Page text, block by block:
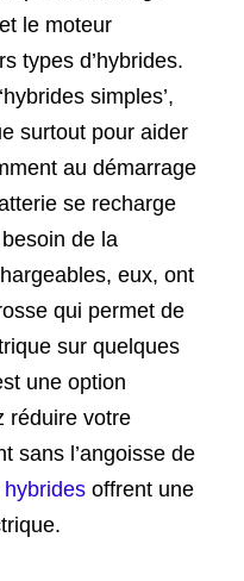
le moteur
types d’hybrides.
simples’,
surtout pour aider
au démarrage
se recharge
de la
eux, ont
qui permet de
sur quelques
une option
réduire votre
sans l’angoisse de
offrent une